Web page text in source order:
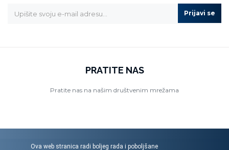
Prijavi se
PRATITE NAS
Pratite nas na našim društvenim mrežama
Ova web stranica radi boljeg rada i poboljšane